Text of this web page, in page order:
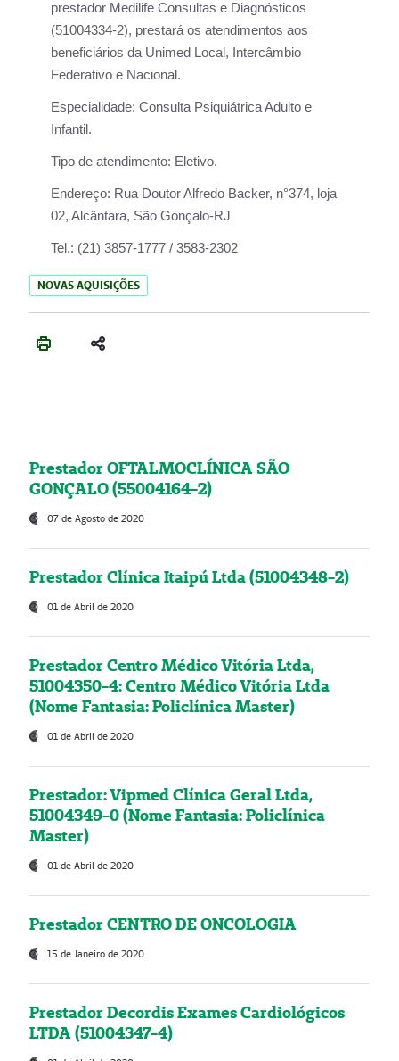
prestador Medilife Consultas e Diagnósticos
(51004334-2), prestará os atendimentos aos
beneficiários da Unimed Local, Intercâmbio
Federativo e Nacional.
Especialidade: Consulta Psiquiátrica Adulto e
Infantil.
Tipo de atendimento: Eletivo.
Endereço: Rua Doutor Alfredo Backer, n°374, loja
02, Alcântara, São Gonçalo-RJ
Tel.: (21) 3857-1777 / 3583-2302
NOVAS AQUISIÇÕES
Prestador OFTALMOCLÍNICA SÃO
GONÇALO (55004164-2)
07 de Agosto de 2020
Prestador Clínica Itaipú Ltda (51004348-2)
01 de Abril de 2020
Prestador Centro Médico Vitória Ltda,
51004350-4: Centro Médico Vitória Ltda
(Nome Fantasia: Policlínica Master)
01 de Abril de 2020
Prestador: Vipmed Clínica Geral Ltda,
51004349-0 (Nome Fantasia: Policlínica
Master)
01 de Abril de 2020
Prestador CENTRO DE ONCOLOGIA
15 de Janeiro de 2020
Prestador Decordis Exames Cardiológicos
LTDA (51004347-4)